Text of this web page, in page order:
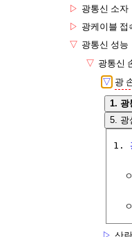
▷ 광통신 소자
▷ 광케이블 접
▽ 광통신 성능
▽ 광통신
▽ 광
1. 광
5. 광
1.
▷ 산